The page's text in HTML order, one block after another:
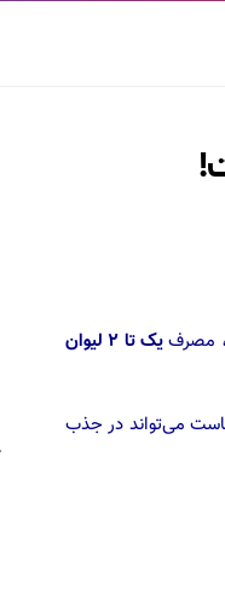
، مصرف
یک تا ۲ لیوان
می‌تواند در جذب